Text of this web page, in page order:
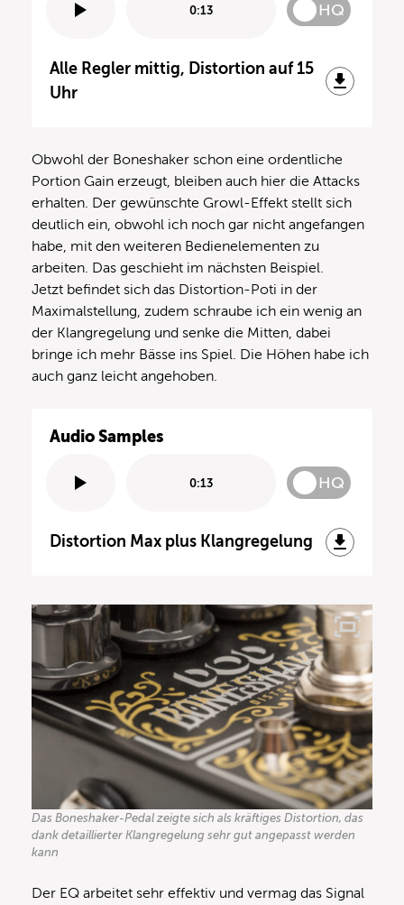
0:13 HQ
Alle Regler mittig, Distortion auf 15
Uhr
Obwohl der Boneshaker schon eine ordentliche
Portion Gain erzeugt, bleiben auch hier die Attacks
erhalten. Der gewünschte Growl-Effekt stellt sich
deutlich ein, obwohl ich noch gar nicht angefangen
habe, mit den weiteren Bedienelementen zu
arbeiten. Das geschieht im nächsten Beispiel.
Jetzt befindet sich das Distortion-Poti in der
Maximalstellung, zudem schraube ich ein wenig an
der Klangregelung und senke die Mitten, dabei
bringe ich mehr Bässe ins Spiel. Die Höhen habe ich
auch ganz leicht angehoben.
Audio Samples
0:13 HQ
Distortion Max plus Klangregelung
Das Boneshaker-Pedal zeigte sich als kräftiges Distortion, das
dank detaillierter Klangregelung sehr gut angepasst werden
kann
Der EQ arbeitet sehr effektiv und vermag das Signal